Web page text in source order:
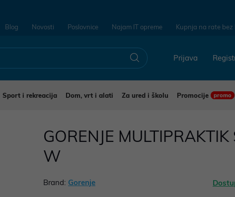
Blog Novosti Poslovnice Najam IT opreme Kupnja na rate
Prijava
Sport i rekreacija Dom, vrt i alati Za ured i školu Promocije promo
GORENJE
W
Brand: Gorenje